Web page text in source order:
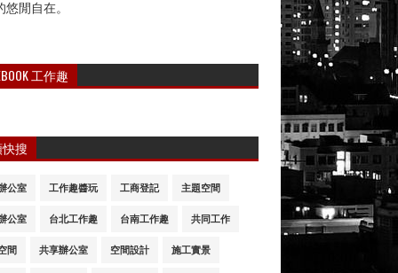
悠閒自在。
工作趣
搜
公室 工作趣醬玩 工商登記 主題空間
公室 台北工作趣 台南工作趣 共同工作
間 共享辦公室 空間設計 施工實景